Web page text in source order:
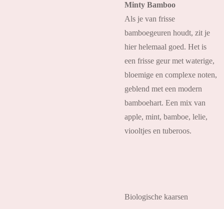
Minty Bamboo
Als je van frisse
bamboegeuren houdt, zit je
hier helemaal goed. Het is
een frisse geur met waterige,
bloemige en complexe noten,
geblend met een modern
bamboehart. Een mix van
apple, mint, bamboe, lelie,
viooltjes en tuberoos.
Biologische kaarsen